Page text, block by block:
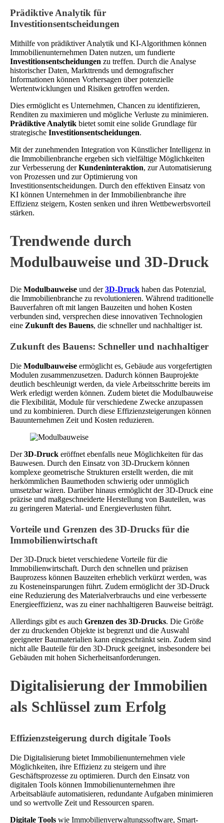
Prädiktive Analytik für
Investitionsentscheidungen
Mithilfe von prädiktiver Analytik und KI-Algorithmen können
Immobilienunternehmen Daten nutzen, um fundierte
Investitionsentscheidungen zu treffen. Durch die Analyse
historischer Daten, Markttrends und demografischer
Informationen können Vorhersagen über potenzielle
Wertentwicklungen und Risiken getroffen werden.
Dies ermöglicht es Unternehmen, Chancen zu identifizieren,
Renditen zu maximieren und mögliche Verluste zu minimieren.
Prädiktive Analytik bietet somit eine solide Grundlage für
strategische Investitionsentscheidungen.
Mit der zunehmenden Integration von Künstlicher Intelligenz in
die Immobilienbranche ergeben sich vielfältige Möglichkeiten
zur Verbesserung derKundeninteraktion, zur Automatisierung
von Prozessen und zur Optimierung von
Investitionsentscheidungen. Durch den effektiven Einsatz von
KI können Unternehmen in der Immobilienbranche ihre
Effizienz steigern, Kosten senken und ihren Wettbewerbsvorteil
stärken.
Trendwende durch
Modulbauweise und 3D-Druck
Die Modulbauweise und der3D-Druck haben das Potenzial,
die Immobilienbranche zu revolutionieren. Während traditionelle
Bauverfahren oft mit langen Bauzeiten und hohen Kosten
verbunden sind, versprechen diese innovativen Technologien
eine Zukunft des Bauens, die schneller und nachhaltiger ist.
Zukunft des Bauens: Schneller und nachhaltiger
Die Modulbauweise ermöglicht es, Gebäude aus vorgefertigten
Modulen zusammenzusetzen. Dadurch können Bauprojekte
deutlich beschleunigt werden, da viele Arbeitsschritte bereits im
Werk erledigt werden können. Zudem bietet die Modulbauweise
die Flexibilität, Module für verschiedene Zwecke anzupassen
und zu kombinieren. Durch diese Effizienzsteigerungen können
Bauunternehmen Zeit und Kosten reduzieren.
Der3D-Druck eröffnet ebenfalls neue Möglichkeiten für das
Bauwesen. Durch den Einsatz von 3D-Druckern können
komplexe geometrische Strukturen erstellt werden, die mit
herkömmlichen Baumethoden schwierig oder unmöglich
umsetzbar wären. Darüber hinaus ermöglicht der 3D-Druck eine
präzise und maßgeschneiderte Herstellung von Bauteilen, was
zu geringeren Material- und Energieverlusten führt.
Vorteile und Grenzen des 3D-Drucks für die
Immobilienwirtschaft
Der 3D-Druck bietet verschiedene Vorteile für die
Immobilienwirtschaft. Durch den schnellen und präzisen
Bauprozess können Bauzeiten erheblich verkürzt werden, was
zu Kosteneinsparungen führt. Zudem ermöglicht der 3D-Druck
eine Reduzierung des Materialverbrauchs und eine verbesserte
Energieeffizienz, was zu einer nachhaltigeren Bauweise beiträgt.
Allerdings gibt es auch Grenzen des 3D-Drucks. Die Größe
der zu druckenden Objekte ist begrenzt und die Auswahl
geeigneter Baumaterialien kann eingeschränkt sein. Zudem sind
nicht alle Bauteile für den 3D-Druck geeignet, insbesondere bei
Gebäuden mit hohen Sicherheitsanforderungen.
Digitalisierung der Immobilien
als Schlüssel zum Erfolg
Effizienzsteigerung durch digitale Tools
Die Digitalisierung bietet Immobilienunternehmen viele
Möglichkeiten, ihre Effizienz zu steigern und ihre
Geschäftsprozesse zu optimieren. Durch den Einsatz von
digitalen Tools können Immobilienunternehmen ihre
Arbeitsabläufe automatisieren, redundante Aufgaben minimieren
und so wertvolle Zeit und Ressourcen sparen.
Digitale Tools wie Immobilienverwaltungssoftware, Smart-